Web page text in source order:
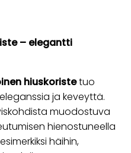
– elegantti
hiuskoristetuo
ja keveyttä.
muodostuva
hienostuneella
häihin,